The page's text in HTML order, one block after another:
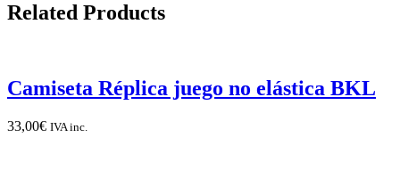
Related Products
Camiseta Réplica juego no elástica BKL
33,00€ IVA inc.